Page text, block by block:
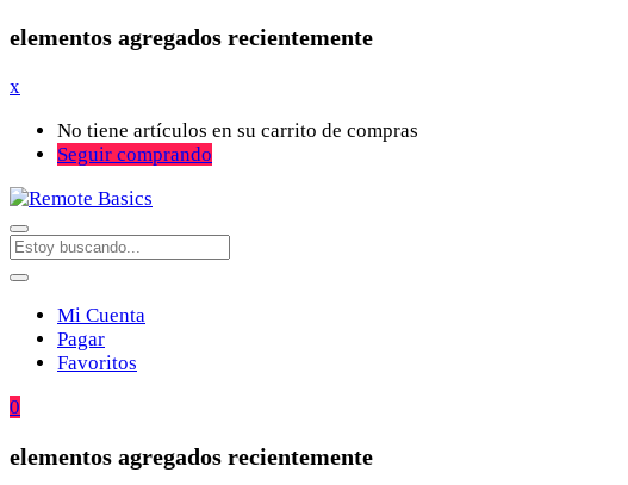
elementos agregados recientemente
x
No tiene artículos en su carrito de compras
Seguir comprando
Mi Cuenta
Pagar
Favoritos
0
elementos agregados recientemente